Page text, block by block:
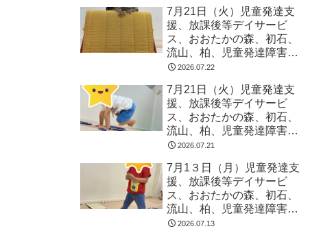
7月21日（火）児童発達支
援、放課後等デイサービ
ス、おおたかの森、初石、
流山、柏、児童発達障害
運動療育 柳沢運動プログ
る 発達障害 放デイ 自
閉症 ADHD アスペルガ
ー症候
2026.07.22
7月21日（火）児童発達支
援、放課後等デイサービ
ス、おおたかの森、初石、
流山、柏、児童発達障害
運動療育 柳沢運動プログ
る 発達障害 放デイ 自
閉症 ADHD アスペルガ
ー症候
2026.07.21
7月1３日（月）児童発達支
援、放課後等デイサービ
ス、おおたかの森、初石、
流山、柏、児童発達障害
運動療育 柳沢運動プログ
2026.07.13